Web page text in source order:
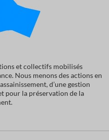
et collectifs mobilisés
Nous menons des actions en
d’une gestion
pour la préservation de la